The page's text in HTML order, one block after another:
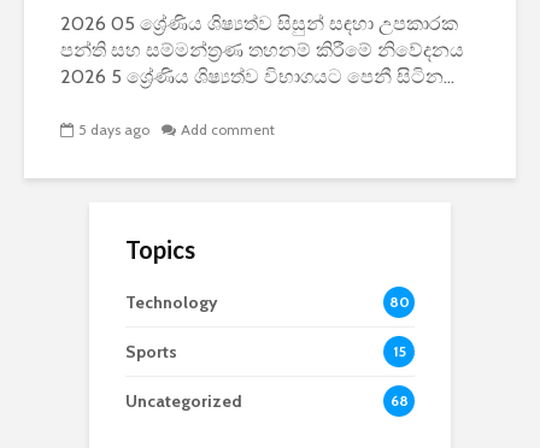
2026 05 ශ්‍රේණිය ශිෂ්‍යත්ව සිසුන් සඳහා උපකාරක
පන්ති සහ සම්මන්ත්‍රණ තහනම් කිරීමේ නිවේදනය
2026 5 ශ්‍රේණිය ශිෂ්‍යත්ව විභාගයට පෙනී සිටින...
5 days ago Add comment
Topics
Technology 80
Sports 15
Uncategorized 68